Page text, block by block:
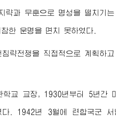
략과 무훈으로 명성을 떨치기
한 운명을 면치 못하였다.
략전쟁을 직접적으로 계획하고
교 교장, 1930년부터 5년간
. 1942년 3월에 련합국군 서